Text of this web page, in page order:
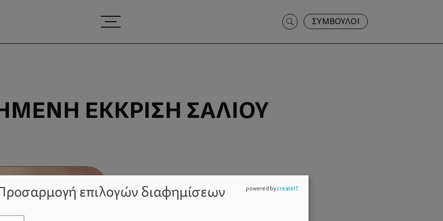
Search
for:
ΣΥΜΒΟΥΛΟΙ
ΈΚΚΡΙΣΗ ΣΆΛΙΟΥ
επιλογών διαφημίσεων powered bycreateIT